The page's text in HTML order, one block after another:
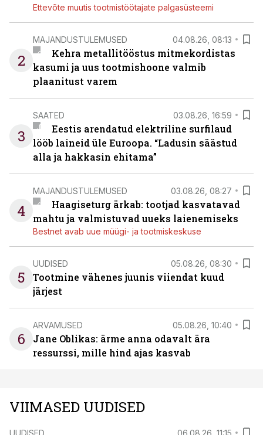
Ettevõte muutis tootmistöötajate palgasüsteemi
2
MAJANDUSTULEMUSED 04.08.26, 08:13
Kehra metallitööstus mitmekordistas
kasumi ja uus tootmishoone valmib
plaanitust varem
3
SAATED 03.08.26, 16:59
Eestis arendatud elektriline surfilaud
lööb laineid üle Euroopa. “Ladusin säästud
alla ja hakkasin ehitama”
4
MAJANDUSTULEMUSED 03.08.26, 08:27
Haagiseturg ärkab: tootjad kasvatavad
mahtu ja valmistuvad uueks laienemiseks
Bestnet avab uue müügi- ja tootmiskeskuse
5
UUDISED 05.08.26, 08:30
Tootmine vähenes juunis viiendat kuud
järjest
6
ARVAMUSED 05.08.26, 10:40
Jane Oblikas: ärme anna odavalt ära
ressurssi, mille hind ajas kasvab
VIIMASED UUDISED
UUDISED 06.08.26, 11:15